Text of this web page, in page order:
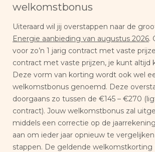
welkomstbonus
Uiteraard wil jij overstappen naar de
Energie aanbieding van augustus 2026.
voor zo’n 1 jarig contract met vaste
contract met vaste prijzen, je kunt altijd
Deze vorm van korting wordt ook wel
welkomstbonus genoemd. Deze
doorgaans zo tussen de €145 – €270
contract). Jouw welkomstbonus zal
middels een correctie op de
aan om ieder jaar opnieuw te
stappen. De geldende welkomstkorting